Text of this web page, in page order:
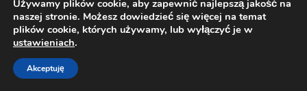
Używamy plików cookie, aby zapewnić najlepszą jakość na
naszej stronie. Możesz dowiedzieć się więcej na temat
plików cookie, których używamy, lub wyłączyć je w
ustawieniach.
Akceptuję